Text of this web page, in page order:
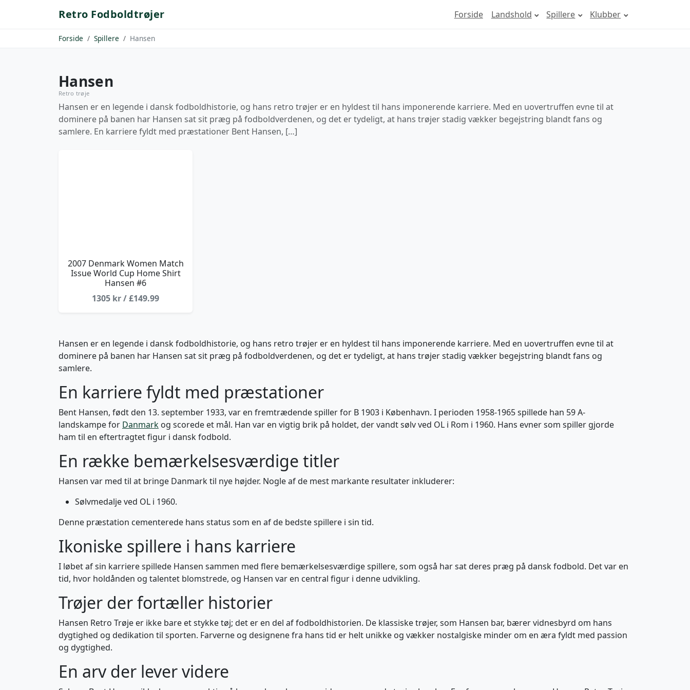
Retro Fodboldtrøjer Forside Landshold Spillere Klubber
Forside Spillere Hansen
Hansen
Retro trøje
Hansen er en legende i dansk fodboldhistorie, og hans retro trøjer er en hyldest til hans imponerende karriere. Med en uovertruffen evne til at
dominere på banen har Hansen sat sit præg på fodboldverdenen, og det er tydeligt, at hans trøjer stadig vækker begejstring blandt fans og
samlere. En karriere fyldt med præstationer Bent Hansen, […]
2007 Denmark Women Match
Issue World Cup Home Shirt
Hansen #6
1305 kr / £149.99
Hansen er en legende i dansk fodboldhistorie, og hans retro trøjer er en hyldest til hans imponerende karriere. Med en uovertruffen evne til at
dominere på banen har Hansen sat sit præg på fodboldverdenen, og det er tydeligt, at hans trøjer stadig vækker begejstring blandt fans og
samlere.
En karriere fyldt med præstationer
Bent Hansen, født den 13. september 1933, var en fremtrædende spiller for B 1903 i København. I perioden 1958-1965 spillede han 59 A-
landskampe for Danmark og scorede et mål. Han var en vigtig brik på holdet, der vandt sølv ved OL i Rom i 1960. Hans evner som spiller gjorde
ham til en eftertragtet figur i dansk fodbold.
En række bemærkelsesværdige titler
Hansen var med til at bringe Danmark til nye højder. Nogle af de mest markante resultater inkluderer:
Sølvmedalje ved OL i 1960.
Denne præstation cementerede hans status som en af de bedste spillere i sin tid.
Ikoniske spillere i hans karriere
I løbet af sin karriere spillede Hansen sammen med flere bemærkelsesværdige spillere, som også har sat deres præg på dansk fodbold. Det var en
tid, hvor holdånden og talentet blomstrede, og Hansen var en central figur i denne udvikling.
Trøjer der fortæller historier
Hansen Retro Trøje er ikke bare et stykke tøj; det er en del af fodboldhistorien. De klassiske trøjer, som Hansen bar, bærer vidnesbyrd om hans
dygtighed og dedikation til sporten. Farverne og designene fra hans tid er helt unikke og vækker nostalgiske minder om en æra fyldt med passion
og dygtighed.
En arv der lever videre